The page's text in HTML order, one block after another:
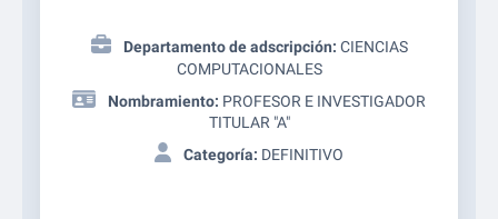
Departamento de adscripción: CIENCIAS
COMPUTACIONALES
Nombramiento: PROFESOR E INVESTIGADOR
TITULAR "A"
Categoría: DEFINITIVO